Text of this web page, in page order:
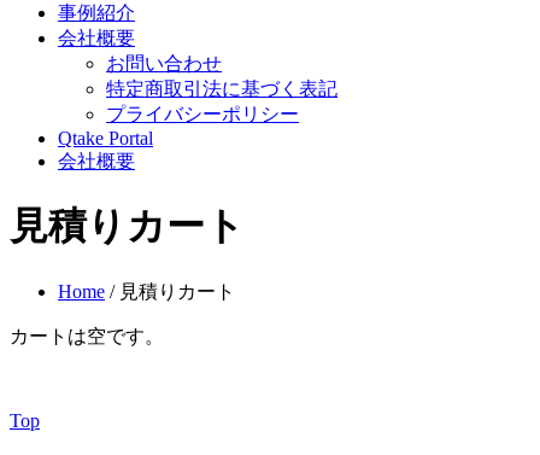
事例紹介
会社概要
お問い合わせ
特定商取引法に基づく表記
プライバシーポリシー
Qtake Portal
会社概要
見積りカート
Home / 見積りカート
カートは空です。
Top